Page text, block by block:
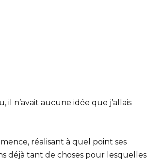
n’avait aucune idée que j’allais
réalisant à quel point ses
déjà tant de choses pour lesquelles